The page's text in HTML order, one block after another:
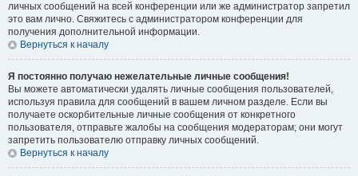
личных сообщений на всей конференции или же администратор запретил
это вам лично. Свяжитесь с администратором конференции для
получения дополнительной информации.
Вернуться к началу
Я постоянно получаю нежелательные личные сообщения!
Вы можете автоматически удалять личные сообщения пользователей,
используя правила для сообщений в вашем личном разделе. Если вы
получаете оскорбительные личные сообщения от конкретного
пользователя, отправьте жалобы на сообщения модераторам; они могут
запретить пользователю отправку личных сообщений.
Вернуться к началу